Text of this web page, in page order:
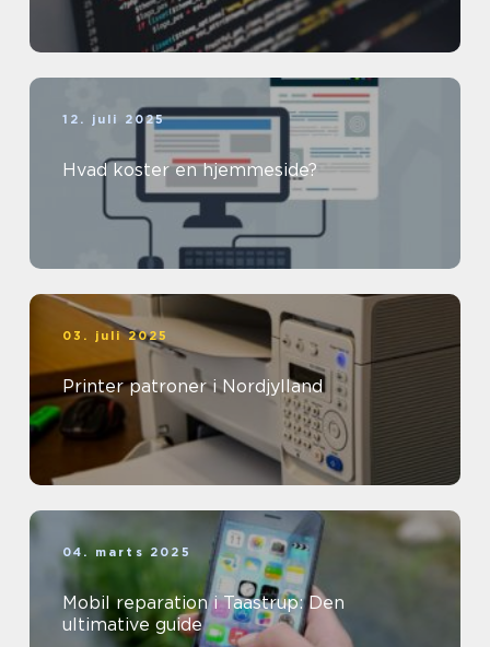
12. juli 2025
Hvad koster en hjemmeside?
03. juli 2025
Printer patroner i Nordjylland
04. marts 2025
Mobil reparation i Taastrup: Den
ultimative guide